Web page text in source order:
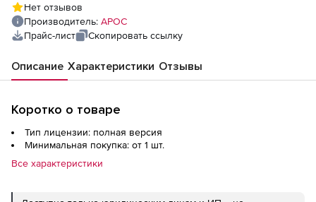
Нет отзывов
Производитель: АРОС
Прайс-лист
Скопировать ссылку
Описание Характеристики Отзывы
Коротко о товаре
Тип лицензии: полная версия
Минимальная покупка: от 1 шт.
Все характеристики